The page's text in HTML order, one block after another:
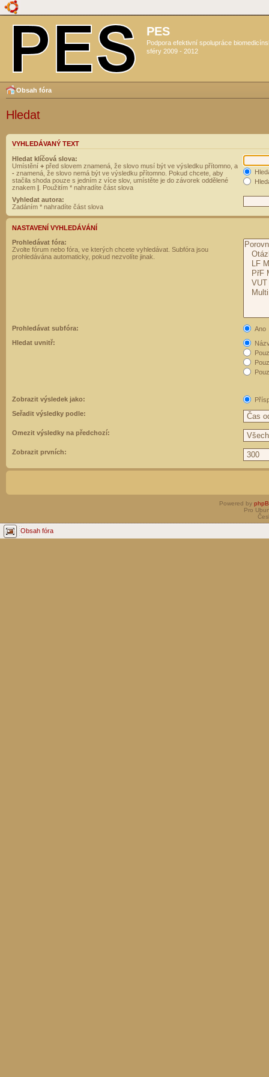
PES
Podpora efektivní spolupráce
sféry 2009 - 2012
Obsah fóra
Hledat
VYHLEDÁVANÝ TEXT
Hledat klíčová slova:
Umístění + před slovem znamená, že slovo musí být ve výsledku přítomno, a
- znamená, že slovo nemá být ve výsledku přítomno. Pokud chcete, aby
stačila shoda pouze s jedním z více slov, umístěte je do závorek oddělené
znakem | . Použitím * nahradíte část slova
Vyhledat autora:
Zadáním * nahradíte část slova
NASTAVENÍ VYHLEDÁVÁNÍ
Prohledávat fóra:
Zvolte fórum nebo fóra, ve kterých chcete vyhledávat. Subfóra jsou
prohledávána automaticky, pokud nezvolíte jinak.
Prohledávat subfóra:
Ano
Hledat uvnitř:
Zobrazit výsledek jako:
Seřadit výsledky podle:
Omezit výsledky na předchozí:
Zobrazit prvních:
Powered by
Pro
Obsah fóra